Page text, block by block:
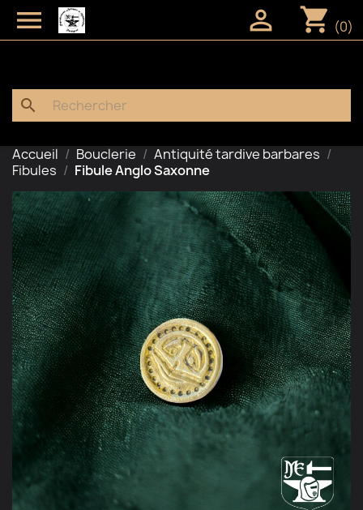
 shopping_cart (0)

search
Accueil Bouclerie
Antiquité tardive barbares
Fibules
Fibule Anglo Saxonne